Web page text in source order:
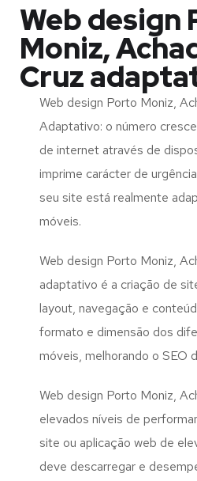
Web design
Moniz,
Cruz
Web design Porto Moniz,
Adaptativo: o número
de internet através de
imprime carácter de
seu site está realmente
móveis.
Web design Porto Moniz,
adaptativo é a criação de
layout, navegação e
formato e dimensão dos
móveis, melhorando o SEO
Web design Porto Moniz,
elevados níveis de
site ou aplicação web de
deve descarregar e